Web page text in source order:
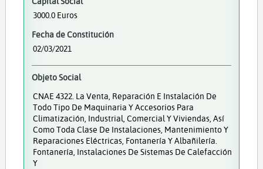
3000.0 Euros
Fecha de Constitución
02/03/2021
Objeto Social
CNAE 4322. La Venta, Reparación E Instalación De
Todo Tipo De Maquinaria Y Accesorios Para
Climatización, Industrial, Comercial Y Viviendas, Así
Como Toda Clase De Instalaciones, Mantenimiento Y
Reparaciones Eléctricas, Fontanería Y Albañilería.
Fontanería, Instalaciones De Sistemas De Calefacción
Y